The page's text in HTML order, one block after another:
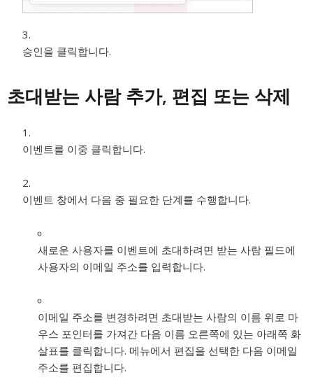
승인을 클릭합니다.
초대받는 사람 추가, 편집 또는 삭제
이벤트를 이중 클릭합니다.
이벤트 창에서 다음 중 필요한 단계를 수행합니다.
새로운 사용자를 이벤트에 초대하려면 받는 사람 필드에
사용자의 이메일 주소를 입력합니다.
이메일 주소를 변경하려면 초대받는 사람의 이름 위로 마
우스 포인터를 가져간 다음 이름 오른쪽에 있는 아래쪽 화
살표를 클릭합니다. 메뉴에서 편집을 선택한 다음 이메일
주소를 편집합니다.